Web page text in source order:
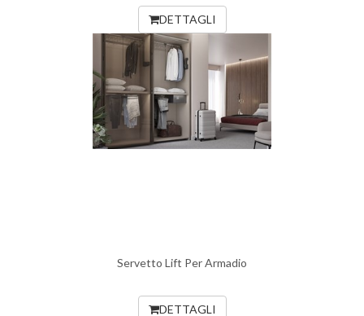
DETTAGLI
Servetto Lift Per Armadio
DETTAGLI